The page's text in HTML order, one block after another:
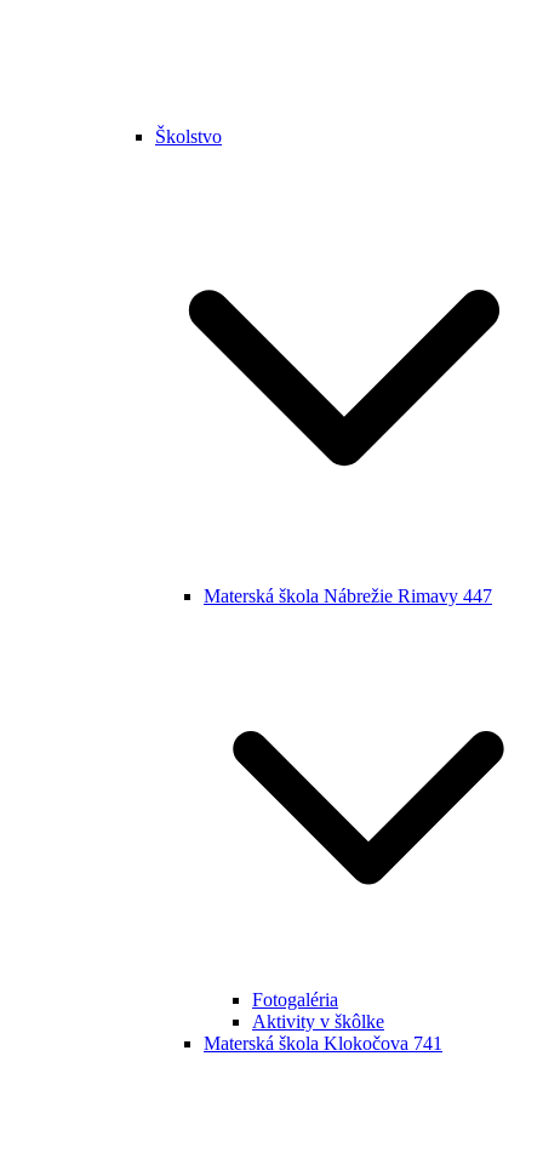
Školstvo
Materská škola Nábrežie Rimavy 447
Fotogaléria
Aktivity v škôlke
Materská škola Klokočova 741